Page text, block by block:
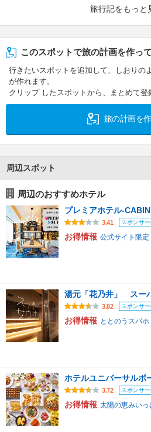
旅行記をもっと
このスポットで旅の計画を作っ
行きたいスポットを追加して、しおりの
が作れます。
クリップ したスポットから、まとめて登
旅の計画を
周辺スポット
周辺のおすすめホテル
プレミアホテル-
3.41 スポンサ
お得情報 公式サイト限
湯元「花乃井」 スー
3.82 スポンサ
お得情報 ととのうスパホ
ホテルユニバーサルポ
3.72 スポンサ
お得情報 太陽の恵みい